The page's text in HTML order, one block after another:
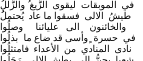
في الموبقات ليقوى الزَّيغ
طيشُ الالى فسقوا ما عاد يُحتملُُ
والخائنون الى عليائنا
وصلُوا
في حسرة ٍوأسى قد ضاع ما
بذلُوا
نادى المنادي من الأعداء فامتثلُوا